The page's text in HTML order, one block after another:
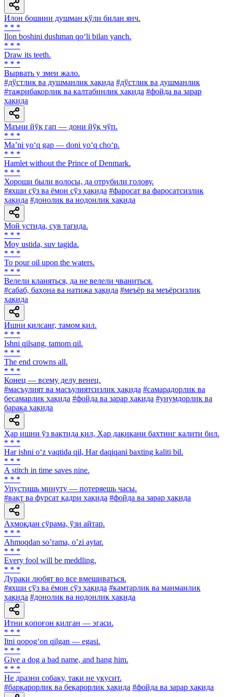
Илон бошини душман қўли билан янч.
* * *
Ilon boshini dushman qo‘li bilan yanch.
* * *
Draw its teeth.
* * *
Вырвать у змеи жало.
#дўстлик ва душманлик ҳақида #дўстлик ва душманлик
#тажрибакорлик ва калтабинлик ҳақида #фойда ва зарар
ҳақида
Маъни йўқ гап — дони йўқ чўп.
* * *
Ma’ni yo‘q gap — doni yo‘q cho‘p.
* * *
Hamlet without the Prince of Denmark.
* * *
Хороши были волосы, да отрубили голову.
#яхши сўз ва ёмон сўз ҳақида #фаросат ва фаросатсизлик
ҳақида #донолик ва нодонлик ҳақида
Мой устида, сув тагида.
* * *
Moy ustida, suv tagida.
* * *
To pour oil upon the waters.
* * *
Велели кланяться, да не велели чваниться.
#сабаб, баҳона ва натижа ҳақида #меъёр ва меъёрсизлик
ҳақида
Ишни қилсанг, тамом қил.
* * *
Ishni qilsang, tamom qil.
* * *
The end crowns all.
* * *
Конец — всему делу венец.
#масъулият ва масъулиятсизлик ҳақида #самарадорлик ва
бесамарлик ҳақида #фойда ва зарар ҳақида #унумдорлик ва
барака ҳақида
Ҳар ишни ўз вақтида қил, Ҳар дақиқани бахтинг калити бил.
* * *
Har ishni o‘z vaqtida qil, Har daqiqani baxting kaliti bil.
* * *
A stitch in time saves nine.
* * *
Упустишь минуту — потеряешь часы.
#вақт ва фурсат қадри ҳақида #фойда ва зарар ҳақида
Аҳмоқдан сўрама, ўзи айтар.
* * *
Аhmoqdan soʼrama, oʼzi aytar.
* * *
Every fool will be meddling.
* * *
Дураки любят во все вмешиваться.
#яхши сўз ва ёмон сўз ҳақида #камтарлик ва манманлик
ҳақида #донолик ва нодонлик ҳақида
Итни қопоғон қилган — эгаси.
* * *
Itni qopog‘on qilgan — egasi.
* * *
Give a dog a bad name, and hang him.
* * *
He дразни собаку, таки не укусит.
#барқарорлик ва беқарорлик ҳақида #фойда ва зарар ҳақида